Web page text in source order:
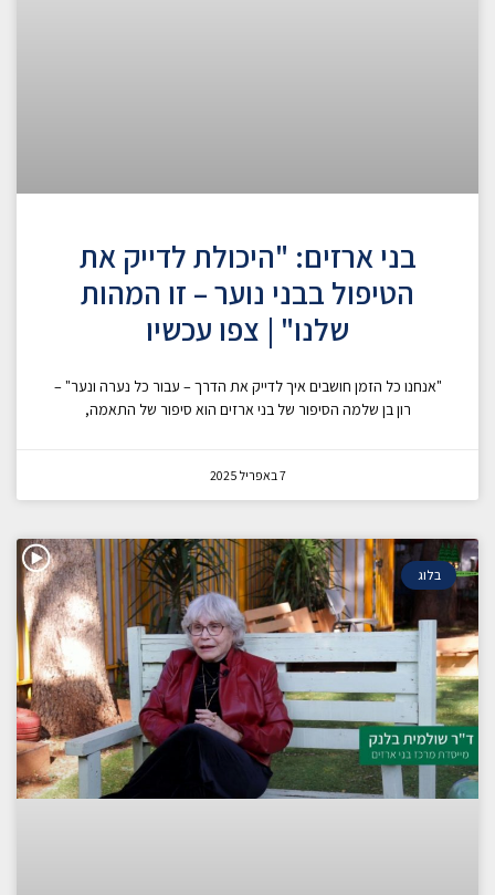
בני ארזים: "היכולת לדייק את
הטיפול בבני נוער – זו המהות
שלנו" | צפו עכשיו
"אנחנו כל הזמן חושבים איך לדייק את הדרך – עבור כל נערה ונער" –
רון בן שלמה הסיפור של בני ארזים הוא סיפור של התאמה,
7 באפריל 2025
בלוג